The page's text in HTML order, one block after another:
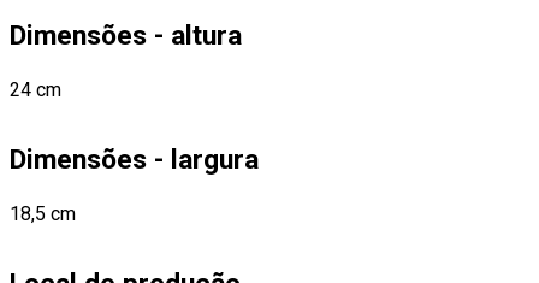
Dimensões - altura
24 cm
Dimensões - largura
18,5 cm